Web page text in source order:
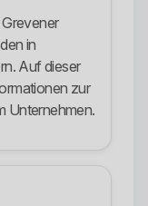
in
Auf dieser
zur
Unternehmen.